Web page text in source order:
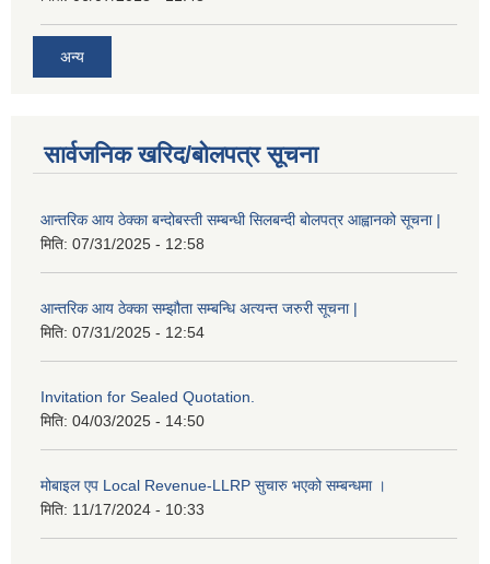
अन्य
सार्वजनिक खरिद/बोलपत्र सूचना
आन्तरिक आय ठेक्का बन्दोबस्ती सम्बन्धी सिलबन्दी बोलपत्र आह्वानको सूचना |
मिति: 07/31/2025 - 12:58
आन्तरिक आय ठेक्का सम्झौता सम्बन्धि अत्यन्त जरुरी सूचना |
मिति: 07/31/2025 - 12:54
Invitation for Sealed Quotation.
मिति: 04/03/2025 - 14:50
मोबाइल एप Local Revenue-LLRP सुचारु भएको सम्बन्धमा ।
मिति: 11/17/2024 - 10:33